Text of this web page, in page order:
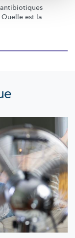
Quelle est la